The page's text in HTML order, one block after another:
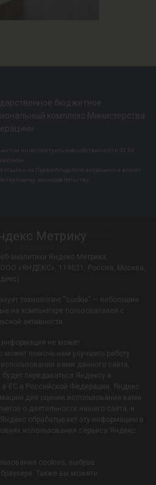
бюджетное
комплекс Министерства
интеллектуальной собственности ФГБУ
на Правообладателя запрещено и влечёт
законодательству.
городской округ Мытищи,
Метрику
аналитики Яндекс Метрика,
«ЯНДЕКС», 119021, Россия, Москва,
технологию “cookie” — небольшие
на компьютере пользователей с
активности.
не может
может помочь нам улучшить работу
вами данного сайта,
передаваться Яндексу и
в ЕС и Российской Федерации. Яндекс
для оценки использования вами
о деятельности нашего сайта, и
обрабатывает эту информацию в
использования сервиса Яндекс
cookies, выбрав
Также вы можете